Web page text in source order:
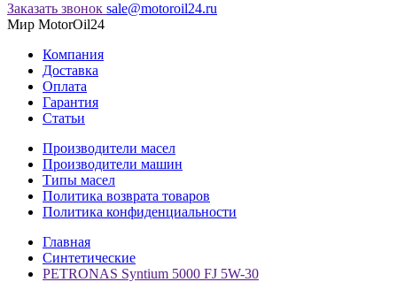
Заказать звонок sale@motoroil24.ru
Мир MotorOil24
Компания
Доставка
Оплата
Гарантия
Статьи
Производители масел
Производители машин
Типы масел
Политика возврата товаров
Политика конфиденциальности
Главная
Синтетические
PETRONAS Syntium 5000 FJ 5W-30